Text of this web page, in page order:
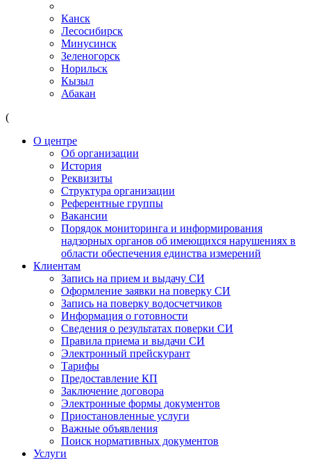
Канск
Лесосибирск
Минусинск
Зеленогорск
Норильск
Кызыл
Абакан
(
О центре
Об организации
История
Реквизиты
Структура организации
Референтные группы
Вакансии
Порядок мониторинга и информирования
надзорных органов об имеющихся нарушениях в
области обеспечения единства измерений
Клиентам
Запись на прием и выдачу СИ
Оформление заявки на поверку СИ
Запись на поверку водосчетчиков
Информация о готовности
Сведения о результатах поверки СИ
Правила приема и выдачи СИ
Электронный прейскурант
Тарифы
Предоставление КП
Заключение договора
Электронные формы документов
Приостановленные услуги
Важные объявления
Поиск нормативных документов
Услуги